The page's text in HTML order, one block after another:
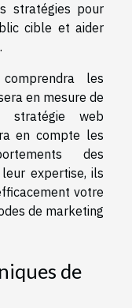
stratégies pour
cible et aider
les
en mesure de
web
en compte les
des
expertise, ils
votre
de marketing
de